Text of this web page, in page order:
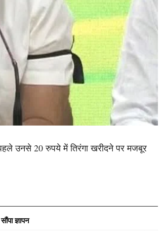
पहले उनसे 20 रुपये में तिरंगा खरीदने पर मजबूर
ज्ञापन